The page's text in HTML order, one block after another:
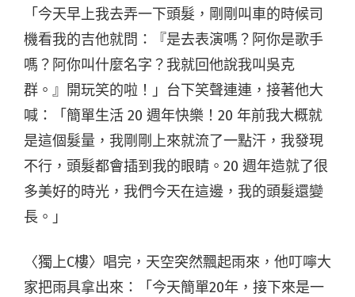
「今天早上我去弄一下頭髮，剛剛叫車的時候司
機看我的吉他就問：『是去表演嗎？阿你是歌手
嗎？阿你叫什麼名字？我就回他說我叫吳克
群。』開玩笑的啦！」台下笑聲連連，接著他大
喊：「簡單生活 20 週年快樂！20 年前我大概就
是這個髮量，我剛剛上來就流了一點汗，我發現
不行，頭髮都會插到我的眼睛。20 週年造就了很
多美好的時光，我們今天在這邊，我的頭髮還變
長。」
〈獨上C樓〉唱完，天空突然飄起雨來，他叮嚀大
家把雨具拿出來：「今天簡單20年，接下來是一